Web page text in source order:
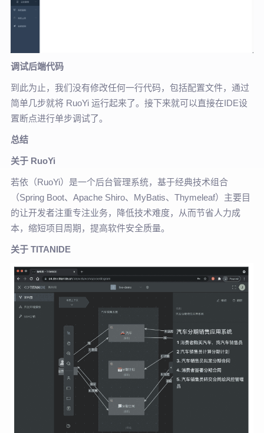
调试后端代码
到此为止，我们没有修改任何一行代码，包括配置文件，通过
简单几步就将 RuoYi 运行起来了。接下来就可以直接在IDE设
置断点进行单步调试了。
总结
关于 RuoYi
若依（RuoYi）是一个后台管理系统，基于经典技术组合
（Spring Boot、Apache Shiro、MyBatis、Thymeleaf）主要目
的让开发者注重专注业务，降低技术难度，从而节省人力成
本，缩短项目周期，提高软件安全质量。
关于 TITANIDE